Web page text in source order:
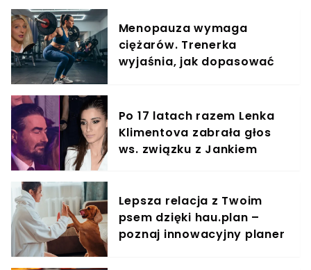
Menopauza wymaga
ciężarów. Trenerka
wyjaśnia, jak dopasować
Po 17 latach razem Lenka
Klimentova zabrała głos
ws. związku z Jankiem
Lepsza relacja z Twoim
psem dzięki hau.plan –
poznaj innowacyjny planer